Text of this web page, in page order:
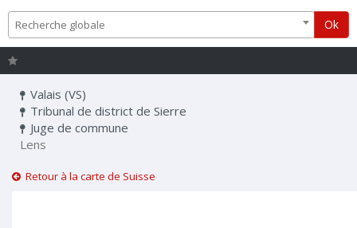
Recherche globale Ok
Valais (VS)
Tribunal de district de Sierre
Juge de commune
Lens
Retour à la carte de Suisse